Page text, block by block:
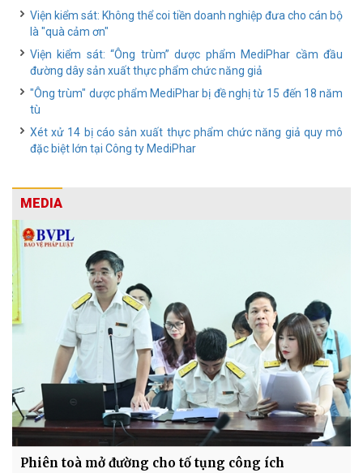
Viện kiểm sát: Không thể coi tiền doanh nghiệp đưa cho cán bộ
là "quà cảm ơn"
Viện kiểm sát: “Ông trùm” dược phẩm MediPhar cầm đầu
đường dây sản xuất thực phẩm chức năng giả
"Ông trùm" dược phẩm MediPhar bị đề nghị từ 15 đến 18 năm
tù
Xét xử 14 bị cáo sản xuất thực phẩm chức năng giả quy mô
đặc biệt lớn tại Công ty MediPhar
MEDIA
Phiên toà mở đường cho tố tụng công ích